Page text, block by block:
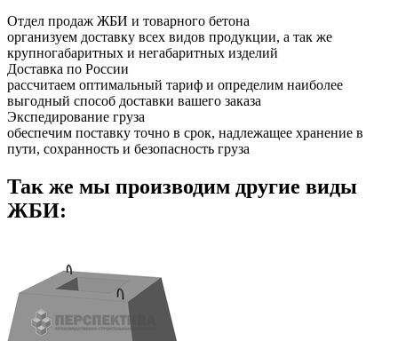
Отдел продаж ЖБИ и товарного бетона
организуем доставку всех видов продукции, а так же
крупногабаритных и негабаритных изделий
Доставка по России
рассчитаем оптимальный тариф и определим наиболее
выгодный способ доставки вашего заказа
Экспедирование груза
обеспечим поставку точно в срок, надлежащее хранение в
пути, сохранность и безопасность груза
Так же мы производим другие виды
ЖБИ: